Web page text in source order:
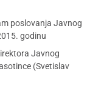
poslovanja Javnog
godinu
Javnog
(Svetislav